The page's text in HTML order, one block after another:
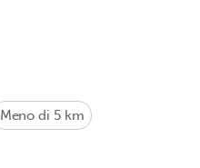
Meno di 5 km